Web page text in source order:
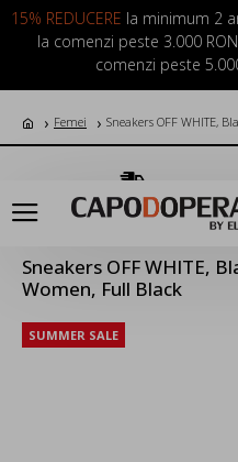
15% REDUCERE la minimum 2
la comenzi peste 3.000
comenzi peste
LOGIN INREGISTRARE
Femei Sneakers OFF WHITE,
Transport Gratuit
Sneakers OFF WHITE,
Women, Full Black
SUMMER SALE